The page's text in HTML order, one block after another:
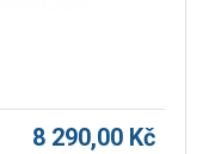
8 290,00 Kč